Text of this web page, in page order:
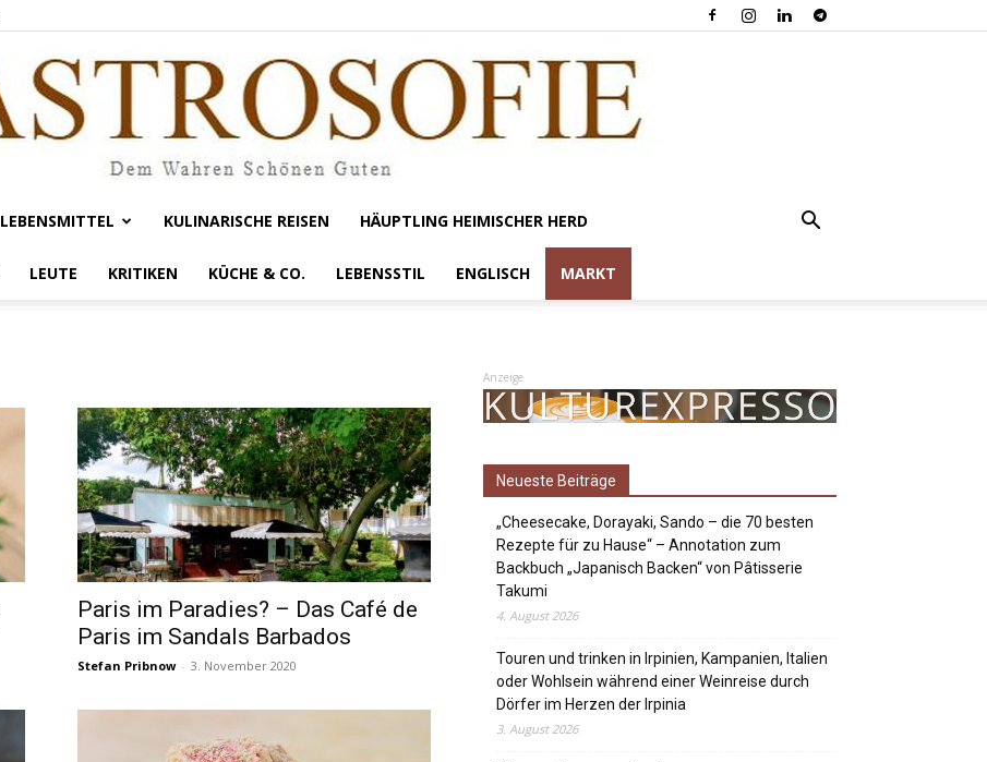
Gastrosofie
LEBENSMITTEL KULINARISCHE REISEN HÄUPTLING HEIMISCHER HERD
LEUTE KRITIKEN KÜCHE & CO. LEBENSSTIL ENGLISCH MARKT
Paris im Paradies? – Das Café de
Paris im Sandals Barbados
Stefan Pribnow - 3. November 2020
Anzeige
Neueste Beiträge
„Cheesecake, Dorayaki, Sando – die 70 besten
Rezepte für zu Hause“ – Annotation zum
Backbuch „Japanisch Backen“ von Pâtisserie
Takumi
4. August 2026
Touren und trinken in Irpinien, Kampanien, Italien
oder Wohlsein während einer Weinreise durch
Dörfer im Herzen der Irpinia
3. August 2026